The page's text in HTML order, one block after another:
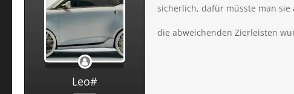
Leo#
sicherlich, dafür müsste man
die abweichenden Zierleisten